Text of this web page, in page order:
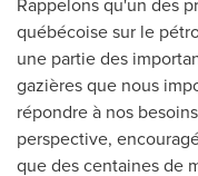
québécoise sur le
une partie des
gazières que nous
répondre à nos
perspective,
que des centaines de